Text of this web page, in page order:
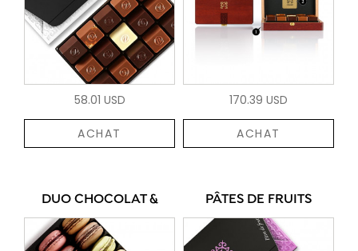
58.01 USD
ACHAT
170.39 USD
ACHAT
DUO CHOCOLAT & PÂTES DE FRUITS